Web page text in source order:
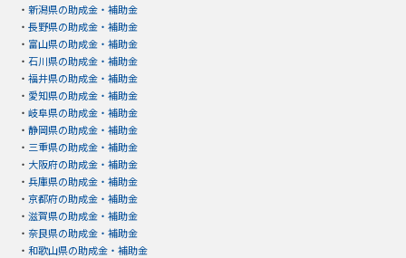
・ 新潟県の助成金・補助金
・ 長野県の助成金・補助金
・ 富山県の助成金・補助金
・ 石川県の助成金・補助金
・ 福井県の助成金・補助金
・ 愛知県の助成金・補助金
・ 岐阜県の助成金・補助金
・ 静岡県の助成金・補助金
・ 三重県の助成金・補助金
・ 大阪府の助成金・補助金
・ 兵庫県の助成金・補助金
・ 京都府の助成金・補助金
・ 滋賀県の助成金・補助金
・ 奈良県の助成金・補助金
・ 和歌山県の助成金・補助金